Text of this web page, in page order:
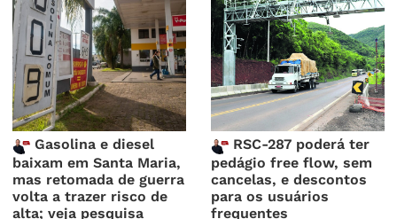
Gasolina e diesel
baixam em Santa Maria,
mas retomada de guerra
volta a trazer risco de
alta; veja pesquisa
RSC-287 poderá ter
pedágio free flow, sem
cancelas, e descontos
para os usuários
frequentes